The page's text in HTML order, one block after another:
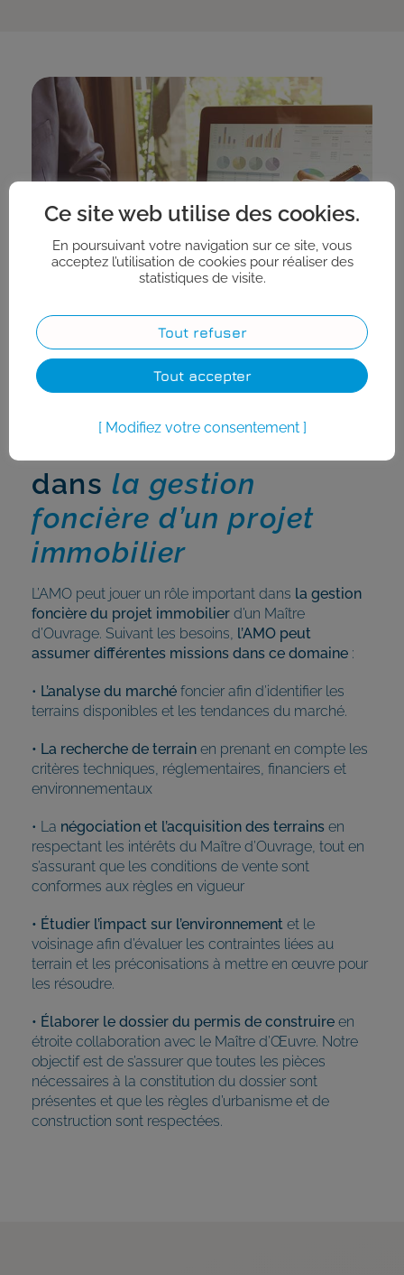
dans la gestion
foncière d’un projet
immobilier
L’AMO peut jouer un rôle important dans la gestion
foncière du projet immobilier d’un Maître
d’Ouvrage. Suivant les besoins, l’AMO peut
assumer différentes missions dans ce domaine :
• L’analyse du marché foncier afin d’identifier les
terrains disponibles et les tendances du marché.
• La recherche de terrain en prenant en compte les
critères techniques, réglementaires, financiers et
environnementaux
• La négociation et l’acquisition des terrains en
respectant les intérêts du Maître d’Ouvrage, tout en
s’assurant que les conditions de vente sont
conformes aux règles en vigueur
• Étudier l’impact sur l’environnement et le
voisinage afin d’évaluer les contraintes liées au
terrain et les préconisations à mettre en œuvre pour
les résoudre.
• Élaborer le dossier du permis de construire en
étroite collaboration avec le Maître d’Œuvre. Notre
objectif est de s’assurer que toutes les pièces
nécessaires à la constitution du dossier sont
présentes et que les règles d’urbanisme et de
construction sont respectées.
Ce site web utilise des cookies.
En poursuivant votre navigation sur ce site, vous
acceptez l’utilisation de cookies pour réaliser des
statistiques de visite.
Tout refuser
Tout accepter
Modifiez votre consentement